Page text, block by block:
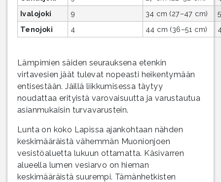
Ivalojoki
9 34 cm (27–47 cm)
Tenojoki
4 44 cm (36–51 cm)
Lämpimien säiden seurauksena etenkin
virtavesien jäät tulevat nopeasti heikentymään
entisestään. Jäillä liikkumisessa täytyy
noudattaa erityistä varovaisuutta ja varustautua
asianmukaisin turvavarustein.
Lunta on koko Lapissa ajankohtaan nähden
keskimääräistä vähemmän Muonionjoen
vesistöaluetta lukuun ottamatta. Käsivarren
alueella lumen vesiarvo on hieman
keskimääräistä suurempi. Tämänhetkisten